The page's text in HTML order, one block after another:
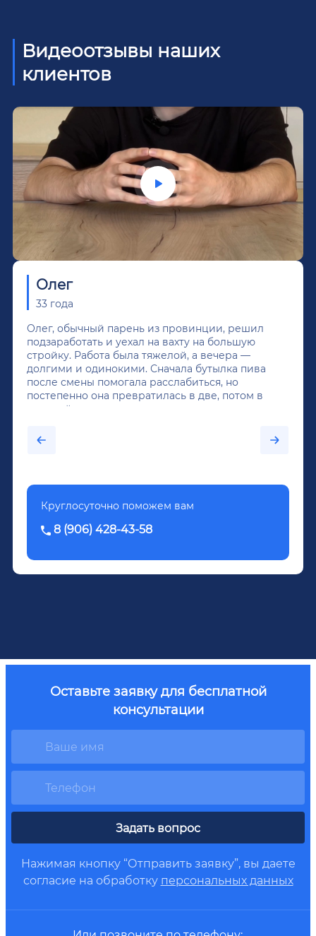
Видеоотзывы наших
клиентов
Олег
33 года
Олег, обычный парень из провинции, решил
подзаработать и уехал на вахту на большую
стройку. Работа была тяжелой, а вечера —
долгими и одинокими. Сначала бутылка пива
после смены помогала расслабиться, но
постепенно она превратилась в две, потом в
крепкий алкоголь, и вот он уже пил почти
было назначено кодирование по методу
Довженко.
Круглосуточно поможем вам
8 (906) 428-43-58
Оставьте заявку для бесплатной
консультации
Задать вопрос
Нажимая кнопку “Отправить заявку”, вы даете
согласие на обработку персональных данных